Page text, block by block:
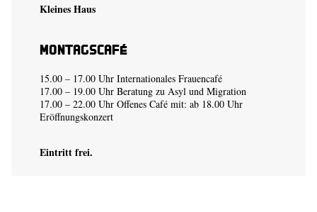
Kleines Haus
Montagscafé
15.00 – 17.00 Uhr Internationales Frauencafé
17.00 – 19.00 Uhr Beratung zu Asyl und Migration
17.00 – 22.00 Uhr Offenes Café mit: ab 18.00 Uhr
Eröffnungskonzert
Eintritt frei.